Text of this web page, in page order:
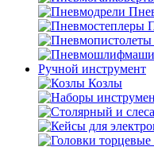
Ручной инструмент
Козлы